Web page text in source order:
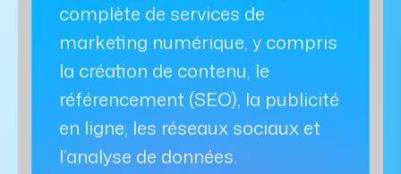
complète de services de
marketing numérique, y compris
la création de contenu, le
référencement (SEO), la publicité
en ligne, les réseaux sociaux et
l’analyse de données.